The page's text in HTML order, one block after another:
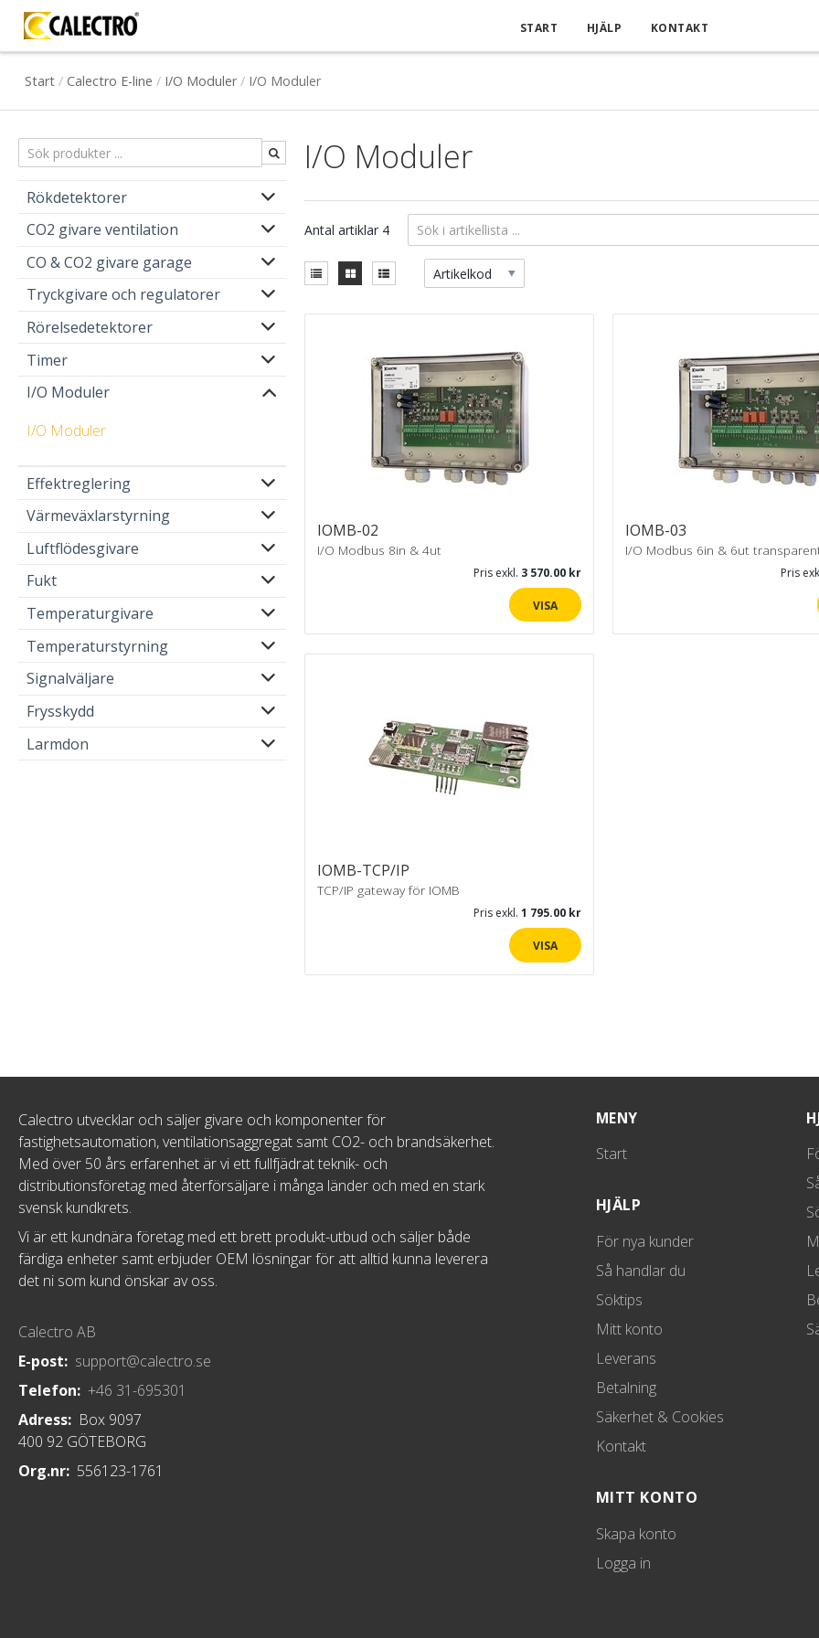
START HJÄLP KONTAKT
Start / Calectro E-line / I/O Moduler / I/O Moduler
Rökdetektorer
CO2 givare ventilation
CO & CO2 givare garage
Tryckgivare och regulatorer
Rörelsedetektorer
Timer
I/O Moduler
I/O Moduler
Effektreglering
Värmeväxlarstyrning
Luftflödesgivare
Fukt
Temperaturgivare
Temperaturstyrning
Signalväljare
Frysskydd
Larmdon
I/O Moduler
Antal artiklar 4
Artikelkod
I/O Modbus 8in & 4ut
IOMB-02
Pris exkl. 3 570.00
VISA
I/O Modbus 6in & 6ut
IOMB-03
Pris
TCP/IP gateway för IOMB
IOMB-TCP/IP
Pris exkl. 1 795.00
VISA
Calectro utvecklar och säljer givare och komponenter för
fastighetsautomation, ventilationsaggregat samt CO2- och brandsäkerhet.
Med över 50 års erfarenhet är vi ett fullfjädrat teknik- och
distributionsföretag med återförsäljare i många länder och med en stark
svensk kundkrets.
Vi är ett kundnära företag med ett brett produkt-utbud och säljer både
färdiga enheter samt erbjuder OEM lösningar för att alltid kunna leverera
det ni som kund önskar av oss.
Calectro AB
E-post: support@calectro.se
Telefon: +46 31-695301
Adress: Box 9097
400 92 GÖTEBORG
Org.nr: 556123-1761
MENY
Start
HJÄLP
För nya kunder
Så handlar du
Söktips
Mitt konto
Leverans
Betalning
Säkerhet & Cookies
Kontakt
MITT KONTO
Skapa konto
Logga in